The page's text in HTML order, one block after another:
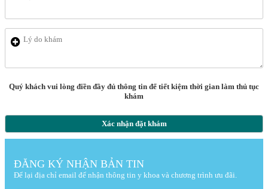
Quý khách vui lòng điền đầy đủ thông tin để tiết kiệm thời gian làm thủ tục
khám
Xác nhận đặt khám
ĐĂNG KÝ NHẬN BẢN TIN
Để lại địa chỉ email để nhận thông tin y khoa và chương trình ưu đãi.